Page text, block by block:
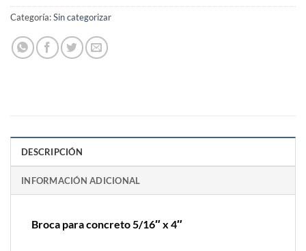
Categoría:Sin categorizar
DESCRIPCIÓN
INFORMACIÓN ADICIONAL
Broca para concreto 5/16″ x 4″